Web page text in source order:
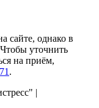
сайте, однако в
уточнить
на приём,
.
|